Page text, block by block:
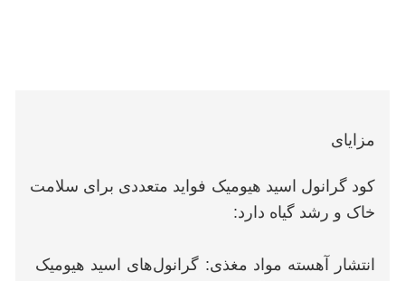
مزایای
کود گرانول اسید هیومیک فواید متعددی برای سلامت
خاک و رشد گیاه دارد:
انتشار آهسته مواد مغذی: گرانول‌های اسید هیومیک